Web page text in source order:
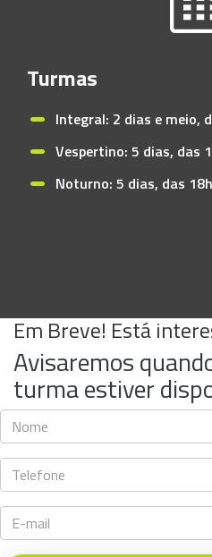
Turmas
Integral: 2 dias e meio,
Vespertino: 5 dias, das
Noturno: 5 dias, das
Em Breve! Está
Avisaremos
turma estiver